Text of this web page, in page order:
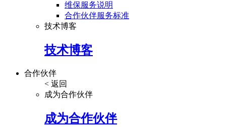
维保服务说明
合作伙伴服务标准
技术博客
技术博客
合作伙伴
< 返回
成为合作伙伴
成为合作伙伴